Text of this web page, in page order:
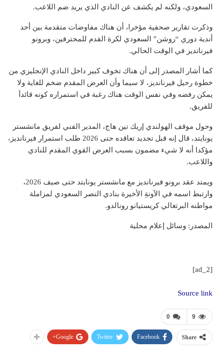
السعودي، ولكنه لم يكشف عن النادي الذي يريد ضم اللاعب.
وذكرت تقارير صحفية مؤخرا، أن هناك مفاوضات متقدمة بين أحد
أندية دوري “روشن” السعودي لكرة القدم للمحترفين، وبرونو
فيرنانديز في الوقت الحالي.
كما أشار المصدر إلى أن هناك تخوف كبير داخل النادي الإنجليزي من
خطوة رحيل فيرنانديز، لا سيما وأن العرض المقدم ضخم للغاية ولا
يمكن رفضه وفي نفس الوقت هناك رغبة في استمراره كونه قائداَ
للفريق.
وحول موقف الهولندي إريك تين هاج، المدير الفني لفريق مانشستر
يونايتد، قال إنه قبل تجديد تعاقده حتى 2026 طلب استمرار فيرنانديز،
مؤكدا أنه لا شيء مضمون بسبب العرض القوي المقدم للنادي
واللاعب.
ويمتد عقد برونو فيرنانديز مع مانشستر يونايتد حتى صيف 2026،
وارتبط اسمه في الآونةِ الأخيرة بنادي النصر السعودي لمزاملة
مواطنه البرتغالي كريستيانو رونالدو.
المصدر: وسائل إعلام محلية
[ad_2]
Source link
0 9
Share
Facebook
Twitter
Google+